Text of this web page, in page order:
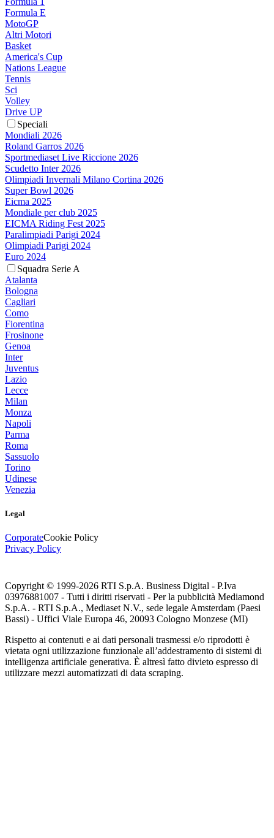
Formula E
MotoGP
Altri Motori
Basket
America's Cup
Nations League
Tennis
Sci
Volley
Drive UP
Speciali
Mondiali 2026
Roland Garros 2026
Sportmediaset Live Riccione 2026
Scudetto Inter 2026
Olimpiadi Invernali Milano Cortina 2026
Super Bowl 2026
Eicma 2025
Mondiale per club 2025
EICMA Riding Fest 2025
Paralimpiadi Parigi 2024
Olimpiadi Parigi 2024
Euro 2024
Squadra Serie A
Atalanta
Bologna
Cagliari
Como
Fiorentina
Frosinone
Genoa
Inter
Juventus
Lazio
Lecce
Milan
Monza
Napoli
Parma
Roma
Sassuolo
Torino
Udinese
Venezia
Legal
CorporateCookie Policy
Privacy Policy
Copyright © 1999-2026 RTI S.p.A. Business Digital - P.Iva
03976881007 - Tutti i diritti riservati - Per la pubblicità Mediamond
S.p.A. - RTI S.p.A., Mediaset N.V., sede legale Amsterdam (Paesi
Bassi) - Uffici Viale Europa 46, 20093 Cologno Monzese (MI)
Rispetto ai contenuti e ai dati personali trasmessi e/o riprodotti è
vietata ogni utilizzazione funzionale all’addestramento di sistemi di
intelligenza artificiale generativa. È altresì fatto divieto espresso di
utilizzare mezzi automatizzati di data scraping.